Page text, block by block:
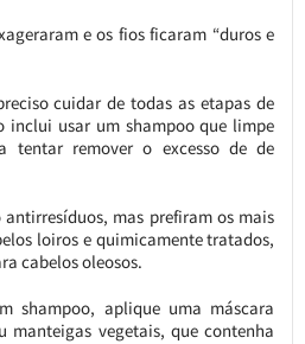
e os fios ficaram “duros e
cuidar de todas as etapas de
inclui usar um shampoo que limpe
tentar remover o excesso de de
mas prefiram os mais
loiros e quimicamente tratados,
cabelos oleosos.
shampoo, aplique uma máscara
vegetais, que contenha